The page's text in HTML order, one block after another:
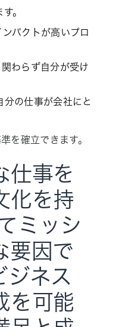
。
パクトが高いプロ
わらず自分が受け
の仕事が会社にと
を確立できます。
仕事を
化を持
ミッシ
要因で
ジネス
を可能